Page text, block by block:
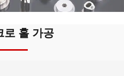
로 홀 가공